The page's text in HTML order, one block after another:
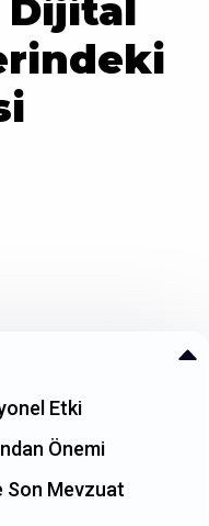
Etki
Önemi
Son Mevzuat